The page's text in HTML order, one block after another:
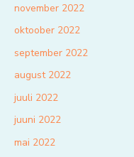
november 2022
oktoober 2022
september 2022
august 2022
juuli 2022
juuni 2022
mai 2022